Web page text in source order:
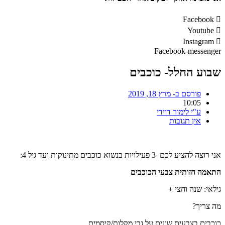
Facebook
Youtube
Instagram
Facebook-messenger
שבוע החלל- כוכבים
פורסם ב- מרץ 18, 2019
10:05
ע"י לימור דוידי
אין תגובות
אני רוצה להציע לכם 3 פעילויות בנשוא כוכבים מתינוקות ועד גיל 4:
התאמה חזותית צבעי הכוכבים
גילאי: שנה וחצי +
מה צריך?
כוכבים בצבעים שונים על גבי מקלות/קיסמים